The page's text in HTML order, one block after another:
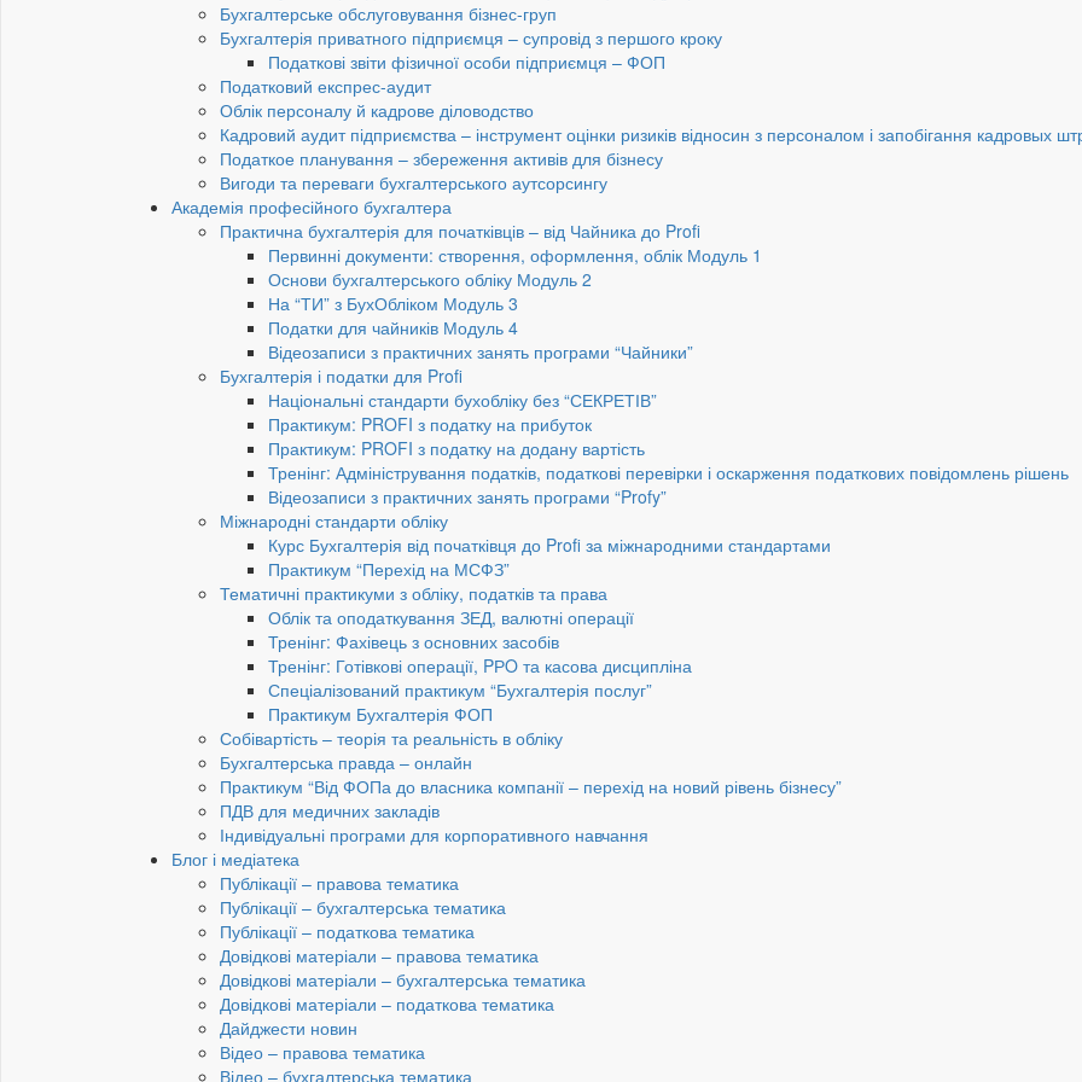
Бухгалтерське обслуговування бізнес-груп
Бухгалтерія приватного підприємця – супровід з першого кроку
Податкові звіти фізичної особи підприємця – ФОП
Податковий експрес-аудит
Облік персоналу й кадрове діловодство
Кадровий аудит підприємства – інструмент оцінки ризиків відносин з персоналом і запобігання кадровых
Податкое планування – збереження активів для бізнесу
Вигоди та переваги бухгалтерського аутсорсингу
Академія професійного бухгалтера
Практична бухгалтерія для початківців – від Чайника до Profi
Первинні документи: створення, оформлення, облік Модуль 1
Основи бухгалтерського обліку Модуль 2
На “ТИ” з БухОбліком Модуль 3
Податки для чайників Модуль 4
Відеозаписи з практичних занять програми “Чайники”
Бухгалтерія і податки для Profi
Національні стандарти бухобліку без “СЕКРЕТІВ”
Практикум: PROFI з податку на прибуток
Практикум: PROFI з податку на додану вартість
Тренінг: Адміністрування податків, податкові перевірки і оскарження податкових повідомлень рішень
Відеозаписи з практичних занять програми “Profy”
Міжнародні стандарти обліку
Курс Бухгалтерія від початківця до Profi за міжнародними стандартами
Практикум “Перехід на МСФЗ”
Тематичні практикуми з обліку, податків та права
Облік та оподаткування ЗЕД, валютні операції
Тренінг: Фахівець з основних засобів
Тренінг: Готівкові операції, PРO та касова дисципліна
Спеціалізований практикум “Бухгалтерія послуг”
Практикум Бухгалтерія ФОП
Собівартість – теорія та реальність в обліку
Бухгалтерська правда – онлайн
Практикум “Від ФОПа до власника компанії – перехід на новий рівень бізнесу”
ПДВ для медичних закладів
Індивідуальні програми для корпоративного навчання
Блог і медіатека
Публікації – правова тематика
Публікації – бухгалтерська тематика
Публікації – податкова тематика
Довідкові матеріали – правова тематика
Довідкові матеріали – бухгалтерська тематика
Довідкові матеріали – податкова тематика
Дайджести новин
Відео – правова тематика
Відео – бухгалтерська тематика